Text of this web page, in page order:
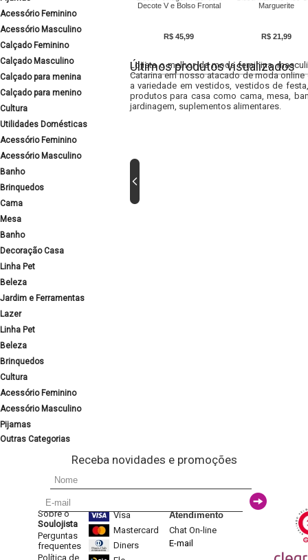
Acessório Feminino
Acessório Masculino
Calçado Feminino
Calçado Masculino
Calçado para menina
Calçado para menino
Cultura
Utilidades Domésticas
Acessório Feminino
Acessório Masculino
Banho
Brinquedos
Cama
Mesa
Banho
Decoração Casa
Linha Pet
Beleza
Jardim e Ferramentas
Lazer
Linha Pet
Beleza
Brinquedos
Cultura
Acessório Feminino
Acessório Masculino
Pijamas
Outras Categorias
Decote V e Bolso Frontal
R$ 45,99
Marguerite
R$ 21,99
Últimos produtos visualizados
Lojista o melhor da moda feminina,
Catarina em nosso atacado de moda
a variedade em vestidos, vestidos de
produtos para casa como cama, mesa,
jardinagem, suplementos alimentares.
Receba novidades e promoções
Sobre o
Soulojista
Perguntas
frequentes
Política de
Visa
Mastercard
Diners
Atendimento
Chat On-line
E-mail